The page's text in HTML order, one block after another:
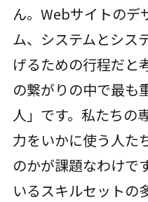
ん。Webサイトのデ
ム、システムとシス
げるための行程だと
の繋がりの中で最も
人」です。私たちの
力をいかに使う人た
のかが課題なわけで
いるスキルセットの